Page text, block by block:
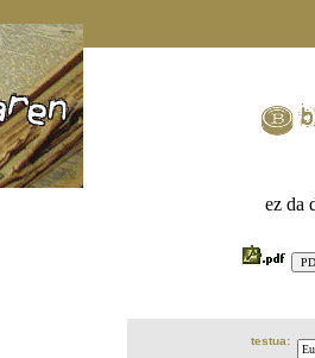
ez da
testua: